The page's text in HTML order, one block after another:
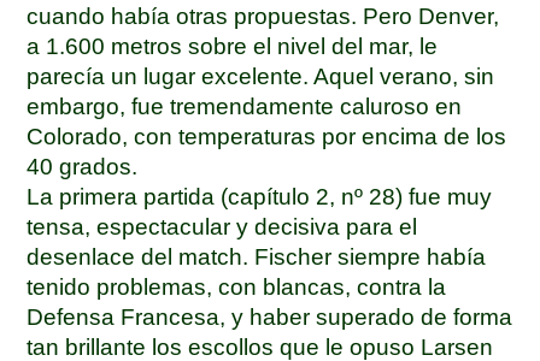
cuando había otras propuestas. Pero Denver,
a 1.600 metros sobre el nivel del mar, le
parecía un lugar excelente. Aquel verano, sin
embargo, fue tremendamente caluroso en
Colorado, con temperaturas por encima de los
40 grados.
La primera partida (capítulo 2, nº 28) fue muy
tensa, espectacular y decisiva para el
desenlace del match. Fischer siempre había
tenido problemas, con blancas, contra la
Defensa Francesa, y haber superado de forma
tan brillante los escollos que le opuso Larsen